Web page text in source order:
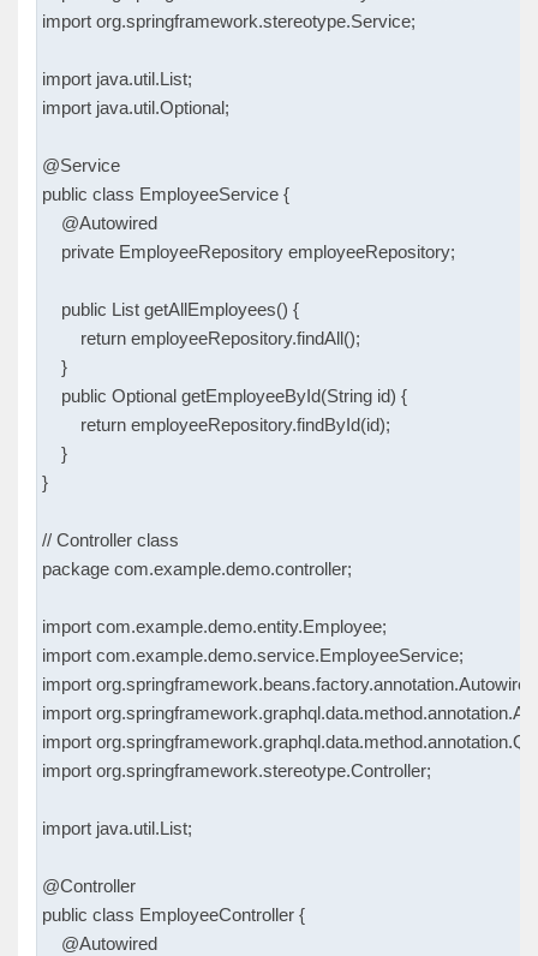
import org.springframework.stereotype.Service;
import java.util.List;
import java.util.Optional;
@Service
public class EmployeeService {
    @Autowired
    private EmployeeRepository employeeRepository;
    public List
getAllEmployees() {
        return employeeRepository.findAll();
    }
    public Optional
getEmployeeById(String id) {
        return employeeRepository.findById(id);
    }
}
// Controller class
package com.example.demo.controller;
import com.example.demo.entity.Employee;
import com.example.demo.service.EmployeeService;
import
import
import
import org.springframework.stereotype.Controller;
import java.util.List;
@Controller
public class EmployeeController {
    @Autowired